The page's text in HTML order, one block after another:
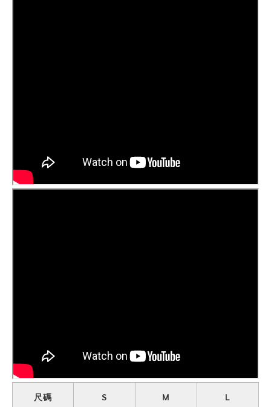
尺碼 S M L